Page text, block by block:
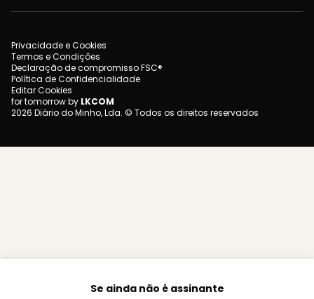
Se ainda não é assinante
Privacidade e Cookies
Termos e Condições
Declaração de compromisso FSC®
Política de Confidencialidade
Editar Cookies
for tomorrow by LKCOM
2026 Diário do Minho, Lda. © Todos os direitos reservados